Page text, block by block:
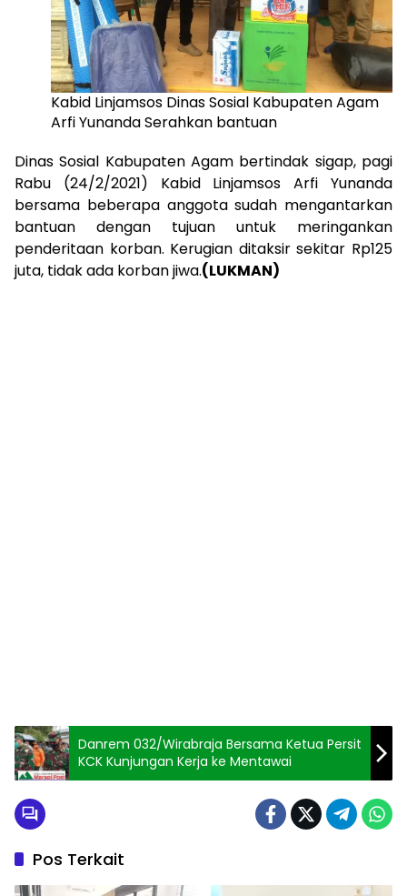
Kabid Linjamsos Dinas Sosial Kabupaten Agam
Arfi Yunanda Serahkan bantuan
Dinas Sosial Kabupaten Agam bertindak sigap, pagi
Rabu (24/2/2021) Kabid Linjamsos Arfi Yunanda
bersama beberapa anggota sudah mengantarkan
bantuan dengan tujuan untuk meringankan
penderitaan korban. Kerugian ditaksir sekitar Rp125
juta, tidak ada korban jiwa.(LUKMAN)
Danrem 032/Wirabraja Bersama Ketua Persit
KCK Kunjungan Kerja ke Mentawai
Pos Terkait